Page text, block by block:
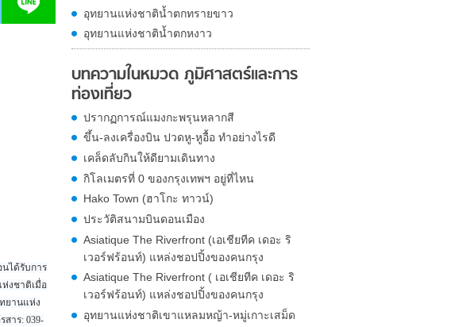
นได้รับการ
งชาติเมื่อ
ยานแห่ง
าร: 039-
อุทยานแห่งชาติน้ำตกทรายขาว
อุทยานแห่งชาติน้ำตกหงาว
บทความในหมวด ภูมิศาสตร์และการ
ท่องเที่ยว
ปรากฏการณ์แมงกะพรุนหลากสี
ขึ้น-ลงเครื่องบิน ปวดหู-หูอื้อ ทำอย่างไรดี
เคล็ดลับกินให้ดียามเดินทาง
กิโลเมตรที่ 0 ของกรุงเทพฯ อยู่ที่ไหน
Hako Town (ฮาโกะ ทาวน์)
ประวัติสนามบินดอนเมือง
Asiatique The Riverfront (เอเชียทีค เดอะ ริ
เวอร์ฟร้อนท์) แหล่งชอปปิ้งของคนกรุง
Asiatique The Riverfront ( เอเชียทีค เดอะ ริ
เวอร์ฟร้อนท์) แหล่งชอปปิ้งของคนกรุง
อุทยานแห่งชาติเขาแหลมหญ้า-หมู่เกาะเสม็ด